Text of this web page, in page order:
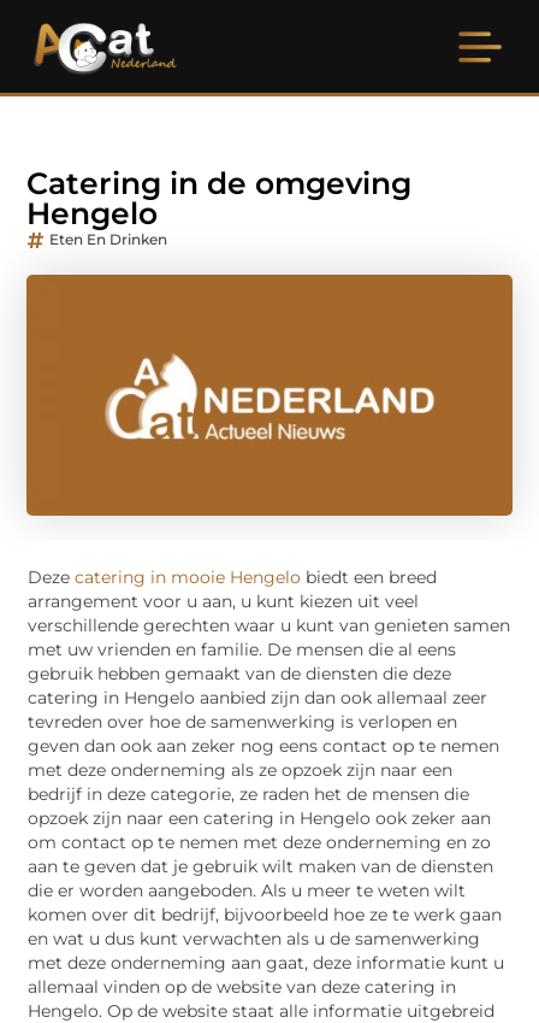
Catering in de omgeving
Hengelo
Eten En Drinken
Deze catering in mooie Hengelo biedt een breed
arrangement voor u aan, u kunt kiezen uit veel
verschillende gerechten waar u kunt van genieten samen
met uw vrienden en familie. De mensen die al eens
gebruik hebben gemaakt van de diensten die deze
catering in Hengelo aanbied zijn dan ook allemaal zeer
tevreden over hoe de samenwerking is verlopen en
geven dan ook aan zeker nog eens contact op te nemen
met deze onderneming als ze opzoek zijn naar een
bedrijf in deze categorie, ze raden het de mensen die
opzoek zijn naar een catering in Hengelo ook zeker aan
om contact op te nemen met deze onderneming en zo
aan te geven dat je gebruik wilt maken van de diensten
die er worden aangeboden. Als u meer te weten wilt
komen over dit bedrijf, bijvoorbeeld hoe ze te werk gaan
en wat u dus kunt verwachten als u de samenwerking
met deze onderneming aan gaat, deze informatie kunt u
allemaal vinden op de website van deze catering in
Hengelo. Op de website staat alle informatie uitgebreid